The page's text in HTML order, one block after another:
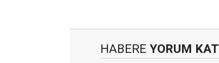
HABERE YORUM KAT